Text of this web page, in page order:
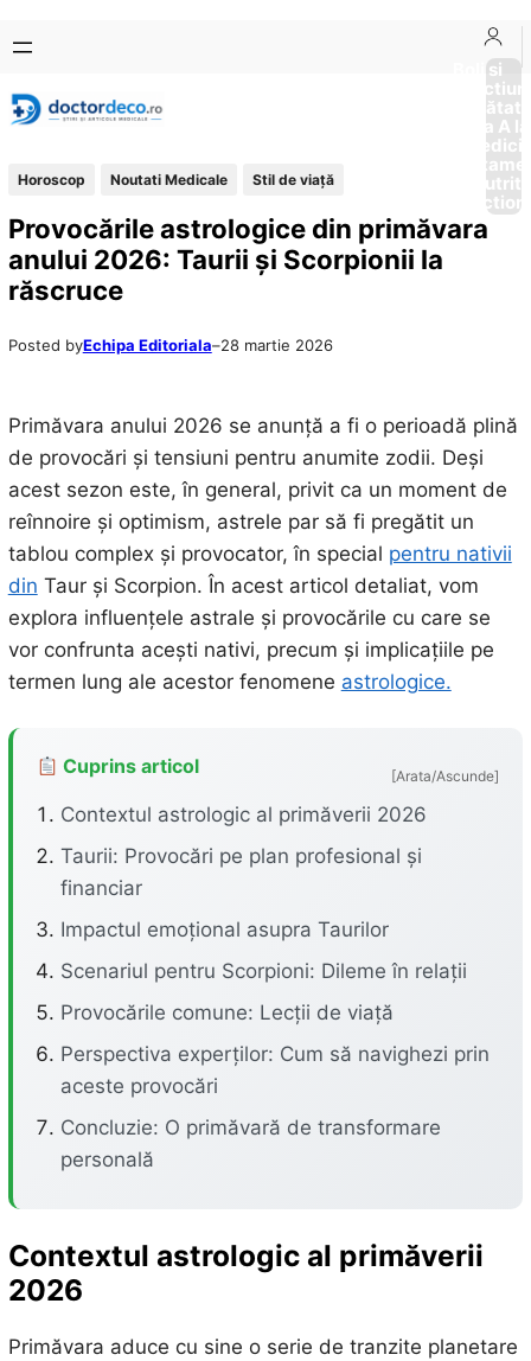
conținut
content
Boli si
Afectiuni
Sănătate
de la A
Horoscop Noutati Medicale Stil de viaţă
Provocările astrologice din primăvara
anului 2026: Taurii și Scorpionii la
răscruce
Posted byEchipa Editoriala–28 martie 2026
Primăvara anului 2026 se anunță a fi o perioadă plină
de provocări și tensiuni pentru anumite zodii. Deși
acest sezon este, în general, privit ca un moment de
reînnoire și optimism, astrele par să fi pregătit un
tablou complex și provocator, în special pentru nativii
din Taur și Scorpion. În acest articol detaliat, vom
explora influențele astrale și provocările cu care se
vor confrunta acești nativi, precum și implicațiile pe
termen lung ale acestor fenomene astrologice.
Cuprins articol [Arata/Ascunde]
Contextul astrologic al primăverii 2026
Taurii: Provocări pe plan profesional și
financiar
Impactul emoțional asupra Taurilor
Scenariul pentru Scorpioni: Dileme în relații
Provocările comune: Lecții de viață
Perspectiva experților: Cum să navighezi prin
aceste provocări
Concluzie: O primăvară de transformare
personală
Contextul astrologic al primăverii
2026
Primăvara aduce cu sine o serie de tranzite planetare